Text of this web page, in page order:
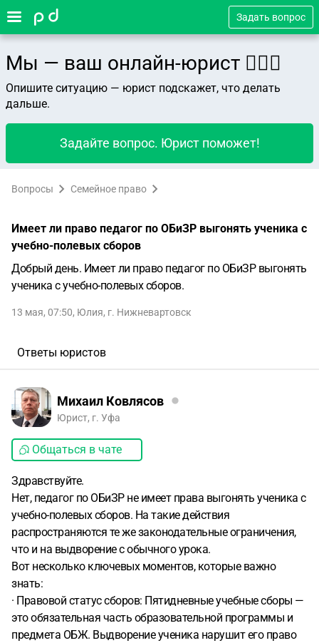
Задать вопрос
Мы — ваш онлайн-юрист 👨🏻‍⚖️
Опишите ситуацию — юрист подскажет, что делать
дальше.
Задайте вопрос. Юрист поможет!
Вопросы Семейное право
Имеет ли право педагог по ОБиЗР выгонять ученика с
учебно-полевых сборов
Добрый день. Имеет ли право педагог по ОБиЗР выгонять
ученика с учебно-полевых сборов.
13 мая, 07:50, Юлия, г. Нижневартовск
Ответы юристов
Михаил Ковлясов
Юрист, г. Уфа
Общаться в чате
Здравствуйте.
Нет, педагог по ОБиЗР не имеет права выгонять ученика с
учебно-полевых сборов. На такие действия
распространяются те же законодательные ограничения,
что и на выдворение с обычного урока.
Вот несколько ключевых моментов, которые важно
знать:
· Правовой статус сборов: Пятидневные учебные сборы —
это обязательная часть образовательной программы и
предмета ОБЖ. Выдворение ученика нарушит его право